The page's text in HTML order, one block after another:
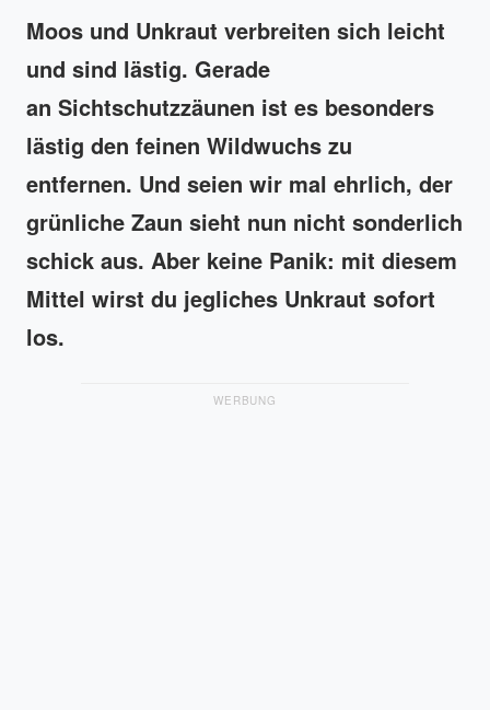
Moos und Unkraut verbreiten sich leicht
und sind lästig. Gerade
an Sichtschutzzäunen ist es besonders
lästig den feinen Wildwuchs zu
entfernen. Und seien wir mal ehrlich, der
grünliche Zaun sieht nun nicht sonderlich
schick aus. Aber keine Panik: mit diesem
Mittel wirst du jegliches Unkraut sofort
los.
WERBUNG